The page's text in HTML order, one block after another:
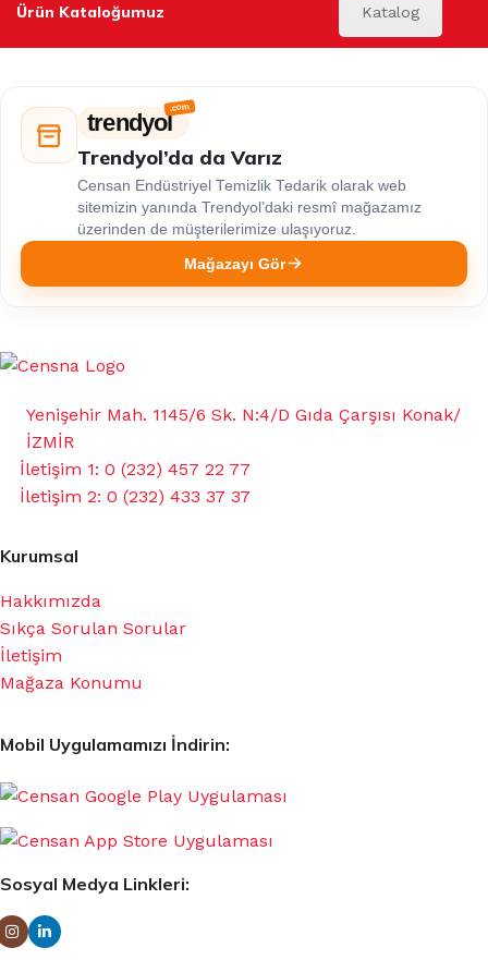
Ürün Kataloğumuz Katalog
trendyol
Trendyol’da da Varız
Censan Endüstriyel Temizlik Tedarik olarak web
sitemizin yanında Trendyol’daki resmî mağazamız
üzerinden de müşterilerimize ulaşıyoruz.
Mağazayı Gör
Yenişehir Mah. 1145/6 Sk. N:4/D Gıda Çarşısı Konak/
İZMİR
İletişim 1: 0 (232) 457 22 77
İletişim 2: 0 (232) 433 37 37
Kurumsal
Hakkımızda
Sıkça Sorulan Sorular
İletişim
Mağaza Konumu
Mobil Uygulamamızı İndirin:
Sosyal Medya Linkleri: